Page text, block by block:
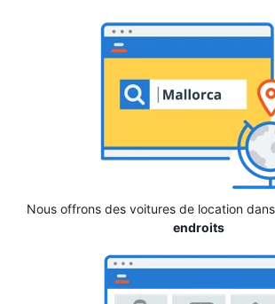
Nous offrons des voitures de location
endroits